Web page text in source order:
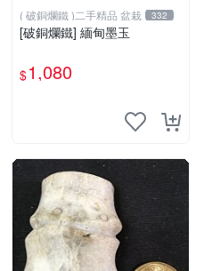
( 破銅爛鐵 )二手精品 盆栽 332
[破銅爛鐵] 緬甸墨玉
$1,080